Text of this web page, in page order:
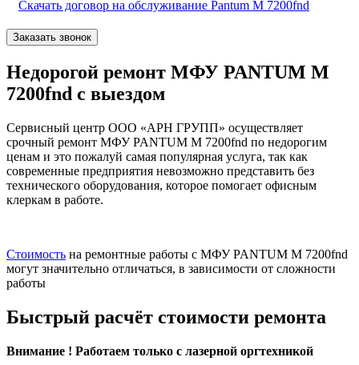
Скачать договор на обслуживание Pantum M 7200fnd
Заказать звонок
Недорогой ремонт МФУ PANTUM M
7200fnd с выездом
Сервисный центр ООО «АРН ГРУПП» осуществляет
срочный ремонт МФУ PANTUM M 7200fnd по недорогим
ценам и это пожалуй самая популярная услуга, так как
современные предприятия невозможно представить без
технического оборудования, которое помогает офисным
клеркам в работе.
Стоимость на ремонтные работы с МФУ PANTUM M 7200fnd
могут значительно отличаться, в зависимости от сложности
работы
Быстрый расчёт стоимости ремонта
Внимание ! Работаем только с лазерной оргтехникой